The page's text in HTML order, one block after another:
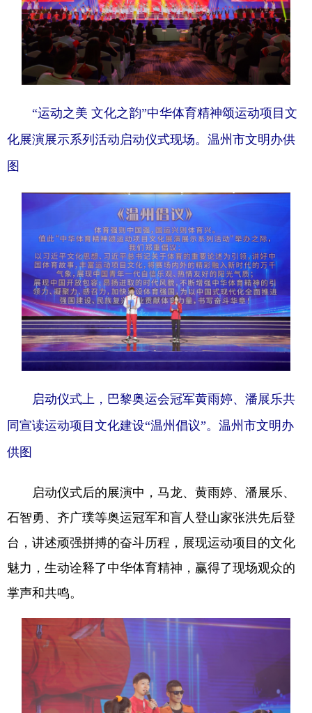
“运动之美 文化之韵”中华体育精神颂运动项目文
化展演展示系列活动启动仪式现场。温州市文明办供
图
启动仪式上，巴黎奥运会冠军黄雨婷、潘展乐共
同宣读运动项目文化建设“温州倡议”。温州市文明办
供图
启动仪式后的展演中，马龙、黄雨婷、潘展乐、
石智勇、齐广璞等奥运冠军和盲人登山家张洪先后登
台，讲述顽强拼搏的奋斗历程，展现运动项目的文化
魅力，生动诠释了中华体育精神，赢得了现场观众的
掌声和共鸣。